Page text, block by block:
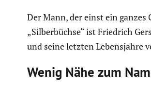
Der Mann, der einst ein
„Silber­büchse“ ist Friedrich
und seine letzten Lebens­jahre
Wenig Nähe zum